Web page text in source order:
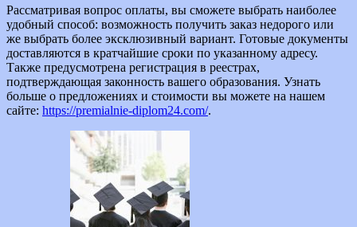
Рассматривая вопрос оплаты, вы сможете выбрать наиболее
удобный способ: возможность получить заказ недорого или
же выбрать более эксклюзивный вариант. Готовые документы
доставляются в кратчайшие сроки по указанному адресу.
Также предусмотрена регистрация в реестрах,
подтверждающая законность вашего образования. Узнать
больше о предложениях и стоимости вы можете на нашем
сайте: https://premialnie-diplom24.com/.